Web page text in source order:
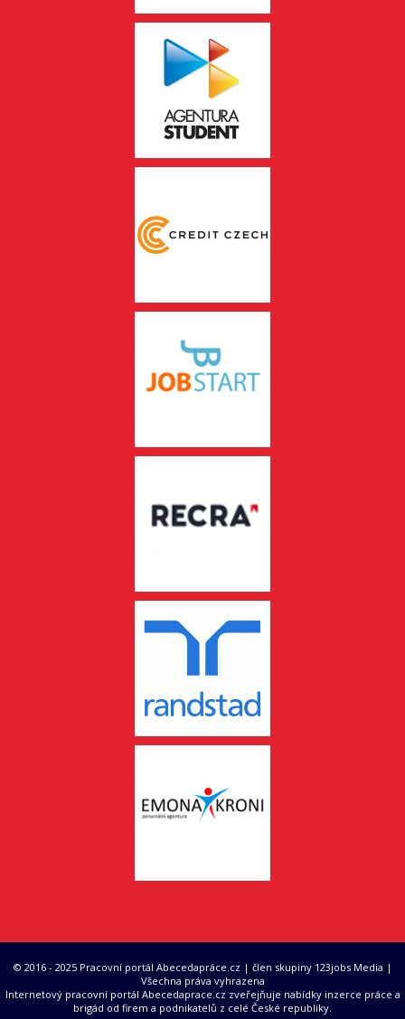
© 2016 - 2025 Pracovní portál Abecedapráce.cz | člen skupiny 123jobs Media |
Všechna práva vyhrazena
Internetový pracovní portál Abecedaprace.cz zveřejňuje nabídky inzerce práce a
brigád od firem a podnikatelů z celé České republiky.